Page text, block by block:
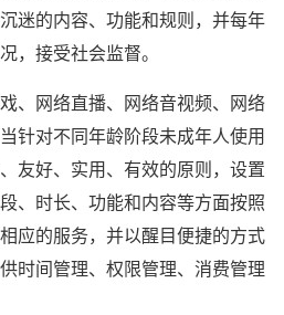
迷的内容、功能和规则，并每年
，接受社会监督。
网络直播、网络音视频、网络
针对不同年龄阶段未成年人使用
友好、实用、有效的原则，设置
、时长、功能和内容等方面按照
应的服务，并以醒目便捷的方式
时间管理、权限管理、消费管理